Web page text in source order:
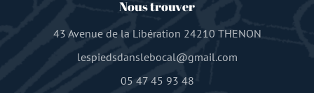
Nous trouver
43 Avenue de la Libération 24210 THENON
lespiedsdanslebocal@gmail.com
05 47 45 93 48